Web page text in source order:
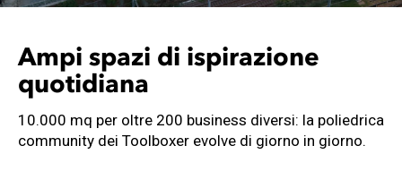
Ampi spazi di ispirazione
quotidiana
10.000 mq per oltre 200 business diversi: la poliedrica
community dei Toolboxer evolve di giorno in giorno.